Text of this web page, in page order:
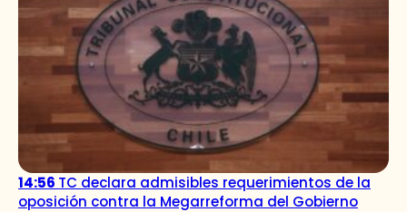
14:56 TC declara admisibles requerimientos de la
oposición contra la Megarreforma del Gobierno